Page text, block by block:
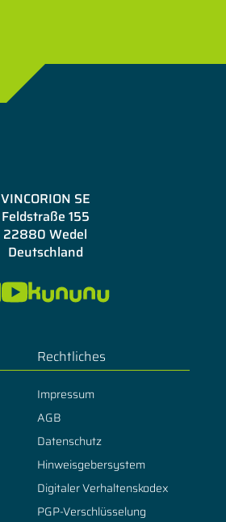
VINCORION SE
Feldstraße 155
22880 Wedel
Deutschland
Rechtliches
Impressum
AGB
Datenschutz
Hinweisgebersystem
Digitaler Verhaltenskodex
PGP-Verschlüsselung